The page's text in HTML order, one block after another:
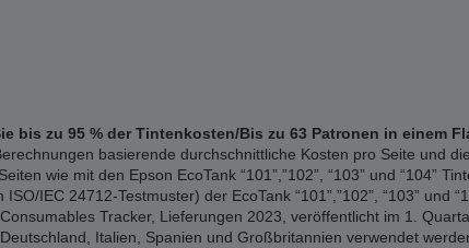
bis zu 95 % der Tintenkosten/Bis zu 63 Patronen in einem
basierende durchschnittliche Kosten pro Seite und
wie mit den Epson EcoTank “101”,”102”, “103” und “104”
ISO/IEC 24712-Testmuster) der EcoTank “101”,”102”, “103”
Tracker, Lieferungen 2023, veröffentlicht im 1.
Italien, Spanien und Großbritannien verwendet